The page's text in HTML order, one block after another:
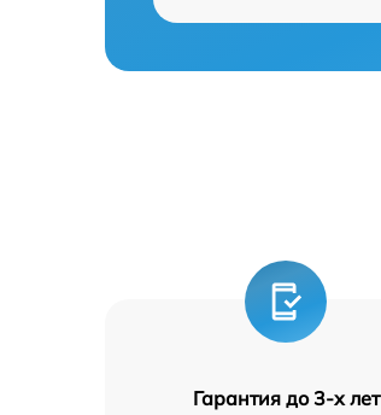
Гарантия до 3-х лет